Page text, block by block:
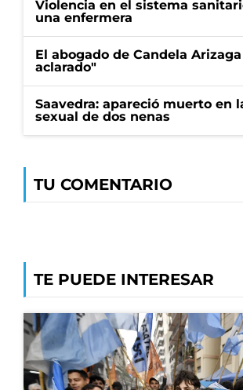
Violencia en el sistema
una enfermera
El abogado de Candela
aclarado"
Saavedra: apareció muerto en
sexual de dos nenas
TU COMENTARIO
TE PUEDE INTERESAR